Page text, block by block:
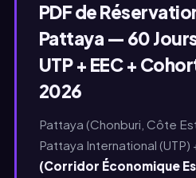
PDF de
Pattaya — 60
UTP + EEC +
2026
Pattaya (Chonburi, Côte
Pattaya International (UTP)
(Corridor Économique